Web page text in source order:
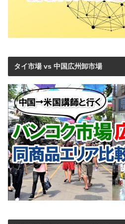
タイ市場 vs 中国広州卸市場